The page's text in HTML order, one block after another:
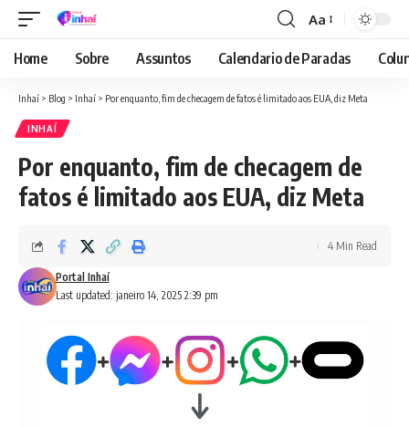
Font
Resizer
Aa
Home Sobre Assuntos Calendario de Paradas
Inhaí > Blog > Inhaí > Por enquanto, fim de checagem de fatos é limitado aos EUA, diz Meta
INHAÍ
Por enquanto, fim de checagem de
fatos é limitado aos EUA, diz Meta
Last updated: janeiro 14, 2025 2:39 pm
Portal Inhaí
4 Min Read